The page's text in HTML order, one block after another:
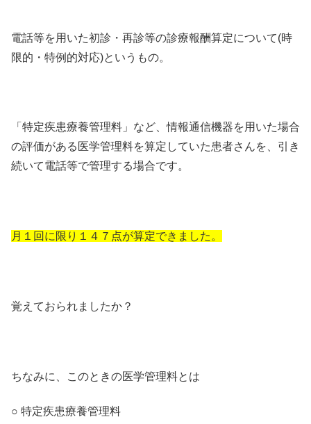
電話等を用いた初診・再診等の診療報酬算定について(時
限的・特例的対応)というもの。
「特定疾患療養管理料」など、情報通信機器を用いた場合
の評価がある医学管理料を算定していた患者さんを、引き
続いて電話等で管理する場合です。
月１回に限り１４７点が算定できました。
覚えておられましたか？
ちなみに、このときの医学管理料とは
○ 特定疾患療養管理料